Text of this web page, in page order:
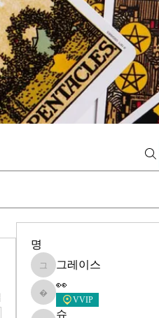
명
그레이스
그레이스
👀
👀
VVIP
슈